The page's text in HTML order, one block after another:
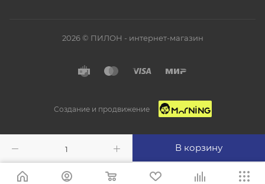
В корзину
2026 © ПИЛОН - интернет-магазин
Создание и продвижение